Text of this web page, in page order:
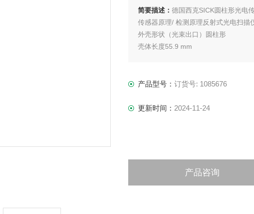
简要描述： 德国西克SICK圆柱形光电
传感器原理/ 检测原理反射式光电扫描
外壳形状（光束出口）圆柱形
壳体长度55.9 mm
产品型号： 订货号: 1085676
更新时间： 2024-11-24
产品咨询